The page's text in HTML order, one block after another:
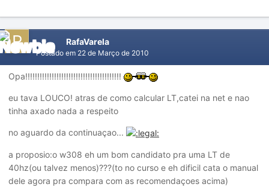
RafaVarela
Postado em 22 de Março de 2010
Opa!!!!!!!!!!!!!!!!!!!!!!!!!!!!!!!!!!!!!!!!
eu tava LOUCO! atras de como calcular LT,catei na net e nao
tinha axado nada a respeito
no aguardo da continuaçao...
a proposio:o w308 eh um bom candidato pra uma LT de
40hz(ou talvez menos)???(to no curso e eh dificil cata o manual
dele agora pra compara com as recomendaçoes acima)